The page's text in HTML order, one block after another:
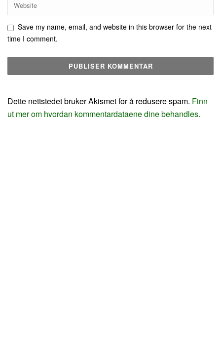
Save my name, email, and website in this browser for the next
time I comment.
Dette nettstedet bruker Akismet for å redusere spam. Finn
ut mer om hvordan kommentardataene dine behandles.